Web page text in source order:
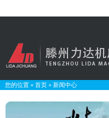
您的位置 » 首页 » 新闻中心